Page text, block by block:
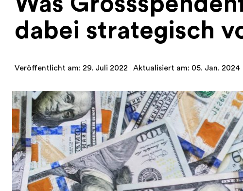
dabei strategisch
Veröffentlicht am: 29. Juli 2022 Aktualisiert am: 05. Jan. 2024